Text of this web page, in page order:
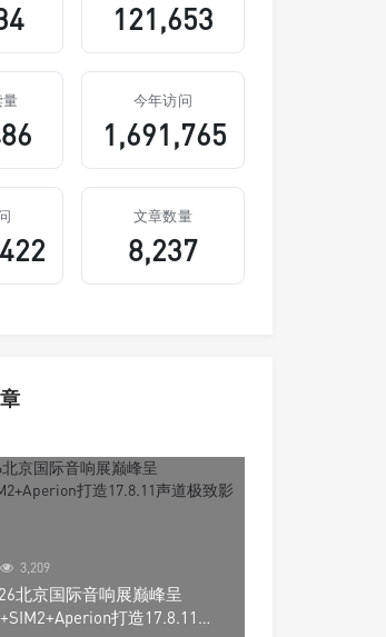
121,653
量 今年访问
1,691,765
文章数量
8,237
3,209
北京国际音响展巅峰呈
打造17.8.11声